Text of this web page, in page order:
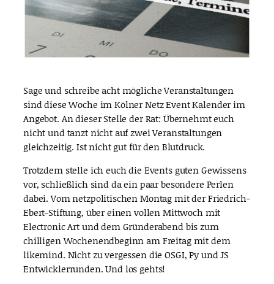
Sage und schreibe acht mögliche Veranstaltungen
sind diese Woche im Kölner Netz Event Kalender im
Angebot. An dieser Stelle der Rat: Übernehmt euch
nicht und tanzt nicht auf zwei Veranstaltungen
gleichzeitig. Ist nicht gut für den Blutdruck.
Trotzdem stelle ich euch die Events guten Gewissens
vor, schließlich sind da ein paar besondere Perlen
dabei. Vom netzpolitischen Montag mit der Friedrich-
Ebert-Stiftung, über einen vollen Mittwoch mit
Electronic Art und dem Gründerabend bis zum
chilligen Wochenendbeginn am Freitag mit dem
likemind. Nicht zu vergessen die OSGI, Py und JS
Entwicklerrunden. Und los gehts!